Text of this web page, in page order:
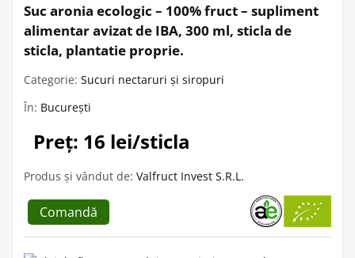
Suc aronia ecologic – 100% fruct – supliment
alimentar avizat de IBA, 300 ml, sticla de
sticla, plantatie proprie.
Categorie: Sucuri nectaruri și siropuri
În: București
Preț: 16 lei/sticla
Produs și vândut de: Valfruct Invest S.R.L.
Comandă